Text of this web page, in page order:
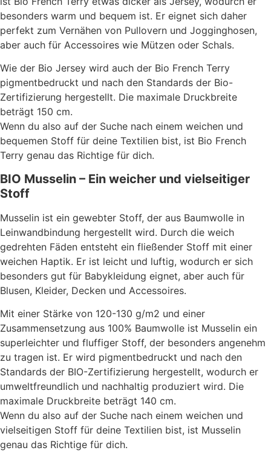
besonders warm und bequem ist. Er eignet sich daher
perfekt zum Vernähen von Pullovern und Jogginghosen,
aber auch für Accessoires wie Mützen oder Schals.
Wie der Bio Jersey wird auch der Bio French Terry
pigmentbedruckt und nach den Standards der Bio-
Zertifizierung hergestellt. Die maximale Druckbreite
beträgt 150 cm.
Wenn du also auf der Suche nach einem weichen und
bequemen Stoff für deine Textilien bist, ist Bio French
Terry genau das Richtige für dich.
BIO Musselin – Ein weicher und vielseitiger
Stoff
Musselin ist ein gewebter Stoff, der aus Baumwolle in
Leinwandbindung hergestellt wird. Durch die weich
gedrehten Fäden entsteht ein fließender Stoff mit einer
weichen Haptik. Er ist leicht und luftig, wodurch er sich
besonders gut für Babykleidung eignet, aber auch für
Blusen, Kleider, Decken und Accessoires.
Mit einer Stärke von 120-130 g/m2 und einer
Zusammensetzung aus 100% Baumwolle ist Musselin ein
superleichter und fluffiger Stoff, der besonders angenehm
zu tragen ist. Er wird pigmentbedruckt und nach den
Standards der BIO-Zertifizierung hergestellt, wodurch er
umweltfreundlich und nachhaltig produziert wird. Die
maximale Druckbreite beträgt 140 cm.
Wenn du also auf der Suche nach einem weichen und
vielseitigen Stoff für deine Textilien bist, ist Musselin
genau das Richtige für dich.